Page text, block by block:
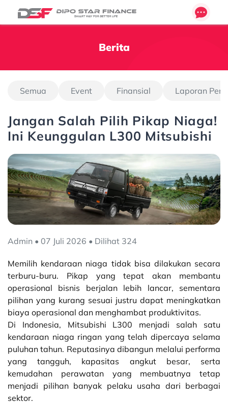
Berita
Semua Event Finansial Laporan
Jangan Salah Pilih Pikap Niaga!
Ini Keunggulan L300 Mitsubishi
Admin • 07 Juli 2026 • Dilihat 324
Memilih kendaraan niaga tidak bisa dilakukan secara
terburu-buru. Pikap yang tepat akan membantu
operasional bisnis berjalan lebih lancar, sementara
pilihan yang kurang sesuai justru dapat meningkatkan
biaya operasional dan menghambat produktivitas.
Di Indonesia, Mitsubishi L300 menjadi salah satu
kendaraan niaga ringan yang telah dipercaya selama
puluhan tahun. Reputasinya dibangun melalui performa
yang tangguh, kapasitas angkut besar, serta
kemudahan perawatan yang membuatnya tetap
menjadi pilihan banyak pelaku usaha dari berbagai
sektor.